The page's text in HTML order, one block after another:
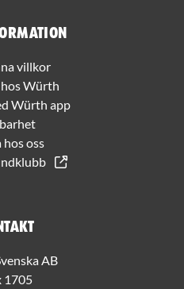
villkor
Würth
Würth app
hos oss
AB
1705